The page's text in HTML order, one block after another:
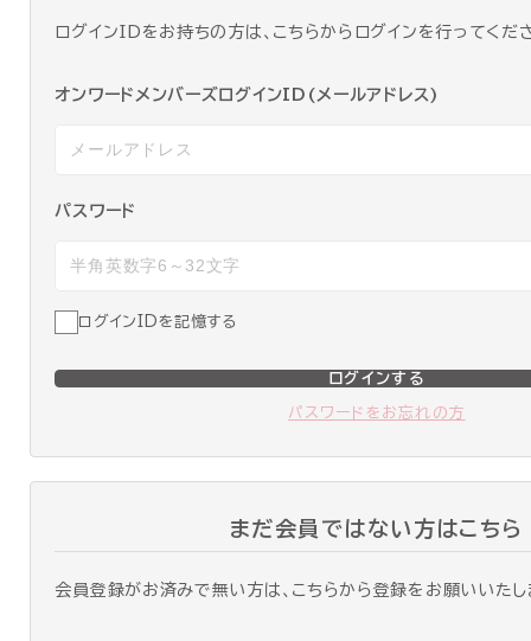
ログインIDをお持ちの方は、こちらからログインを行ってくだ
オンワードメンバーズログインID(メールアドレス)
パスワード
ログインIDを記憶する
ログインする
パスワードをお忘れの方
まだ会員ではない方はこちら
会員登録がお済みで無い方は、こちらから登録をお願いいたし